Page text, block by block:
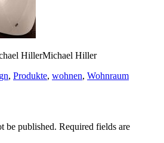
HillerMichael Hiller
, Produkte, wohnen, Wohnraum
be published. Required fields are